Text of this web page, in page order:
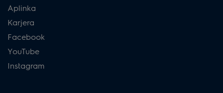
Aplinka
Karjera
Facebook
YouTube
Instagram